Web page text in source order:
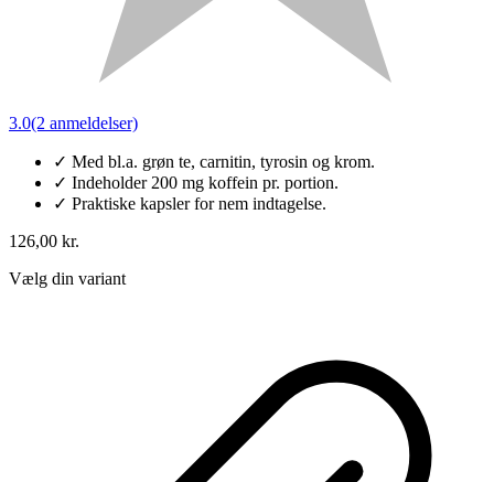
3.0(2 anmeldelser)
✓ Med bl.a. grøn te, carnitin, tyrosin og krom.
✓ Indeholder 200 mg koffein pr. portion.
✓ Praktiske kapsler for nem indtagelse.
126,00 kr.
Vælg din variant